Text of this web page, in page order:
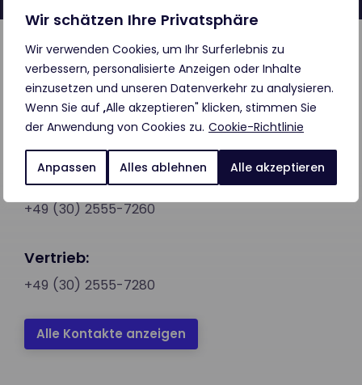
Wir schätzen Ihre Privatsphäre
Wir verwenden Cookies, um Ihr Surferlebnis zu
verbessern, personalisierte Anzeigen oder Inhalte
einzusetzen und unseren Datenverkehr zu analysieren.
Wenn Sie auf „Alle akzeptieren" klicken, stimmen Sie
der Anwendung von Cookies zu. Cookie-Richtlinie
Anpassen Alles ablehnen Alle akzeptieren
LeadDesk GmbH
Schloßstraße 26 12163 Berlin
Kundensupport:
+49 (30) 2555-7260
Vertrieb:
+49 (30) 2555-7280
Alle Kontakte anzeigen